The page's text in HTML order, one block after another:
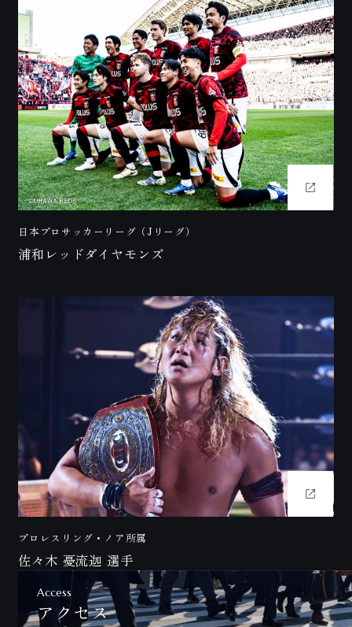
日本プロサッカーリーグ（Jリーグ）
浦和レッドダイヤモンズ
プロレスリング・ノア所属
佐々木 憂流迦 選手
Access
アクセス